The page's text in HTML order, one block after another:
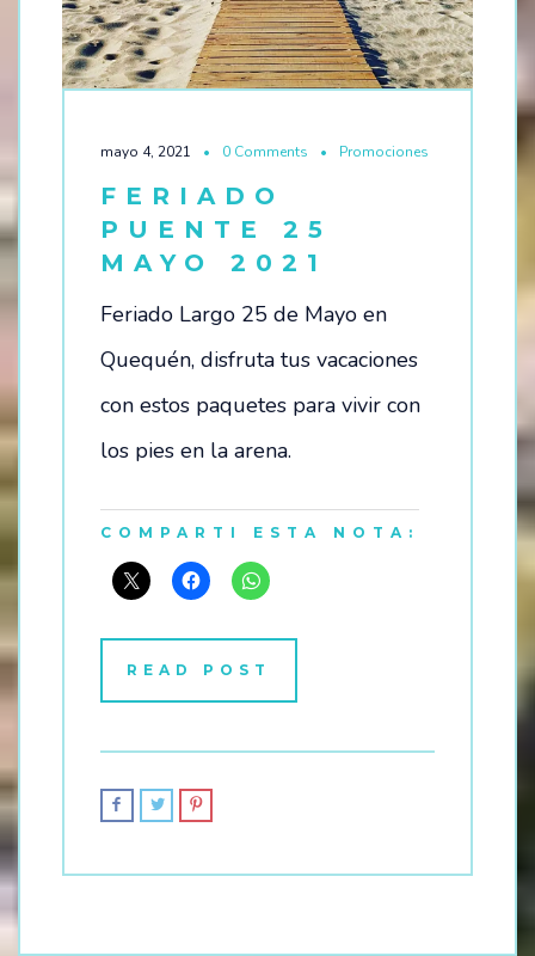
mayo 4, 2021 0 Comments Promociones
FERIADO
PUENTE 25
MAYO 2021
Feriado Largo 25 de Mayo en
Quequén, disfruta tus vacaciones
con estos paquetes para vivir con
los pies en la arena.
COMPARTI ESTA NOTA:
READ POST